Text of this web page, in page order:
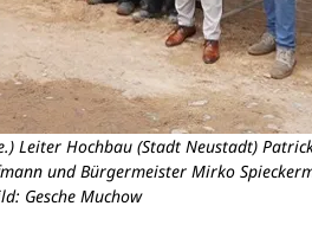
Leiter Hochbau (Stadt Neustadt)
und Bürgermeister Mirko
Gesche Muchow